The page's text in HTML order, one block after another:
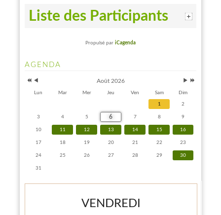
Liste des Participants
Propulsé par iCagenda
AGENDA
Août 2026
Lun Mar Mer Jeu Ven Sam Dim
1 2
3 4 5 6 7 8 9
10 11 12 13 14 15 16
17 18 19 20 21 22 23
24 25 26 27 28 29 30
31
VENDREDI